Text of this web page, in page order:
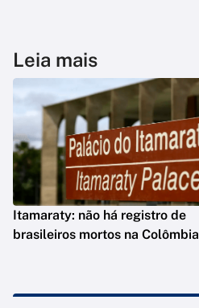
Leia mais
Itamaraty: não há registro de
brasileiros mortos na Colômbia